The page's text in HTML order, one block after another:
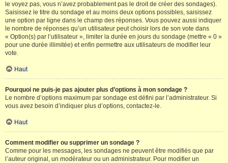
le voyez pas, vous n’avez probablement pas le droit de créer des sondages).
Saisissez le titre du sondage et au moins deux options possibles, saisissez
une option par ligne dans le champ des réponses. Vous pouvez aussi indiquer
le nombre de réponses qu’un utilisateur peut choisir lors de son vote dans
« Option(s) par l’utilisateur », limiter la durée en jours du sondage (mettre « 0 »
pour une durée illimitée) et enfin permettre aux utilisateurs de modifier leur
vote.
Haut
Pourquoi ne puis-je pas ajouter plus d’options à mon sondage ?
Le nombre d’options maximum par sondage est défini par l’administrateur. Si
vous avez besoin d’indiquer plus d’options, contactez-le.
Haut
Comment modifier ou supprimer un sondage ?
Comme pour les messages, les sondages ne peuvent être modifiés que par
l’auteur original, un modérateur ou un administrateur. Pour modifier un